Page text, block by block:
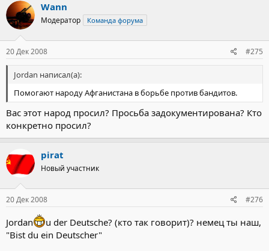
Wann
Модератор Команда форума
20 Дек 2008 #275
Jordan написал(а):
Помогают народу Афганистана в борьбе против бандитов.
Вас этот народ просил? Просьба задокументирована? Кто
конкретно просил?
pirat
Новый участник
20 Дек 2008 #276
Jordan
u der Deutsche? (кто так говорит)? немец ты наш,
"Bist du ein Deutscher"